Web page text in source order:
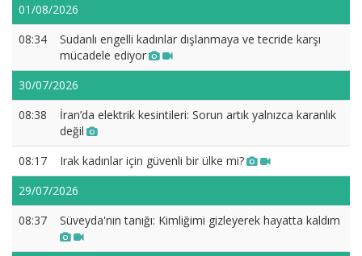
01/08/2026
08:34
Sudanlı engelli kadınlar dışlanmaya ve tecride karşı
mücadele ediyor
30/07/2026
08:38
İran’da elektrik kesintileri: Sorun artık yalnızca karanlık
değil
08:17
Irak kadınlar için güvenli bir ülke mi?
29/07/2026
08:37
Süveyda'nın tanığı: Kimliğimi gizleyerek hayatta kaldım